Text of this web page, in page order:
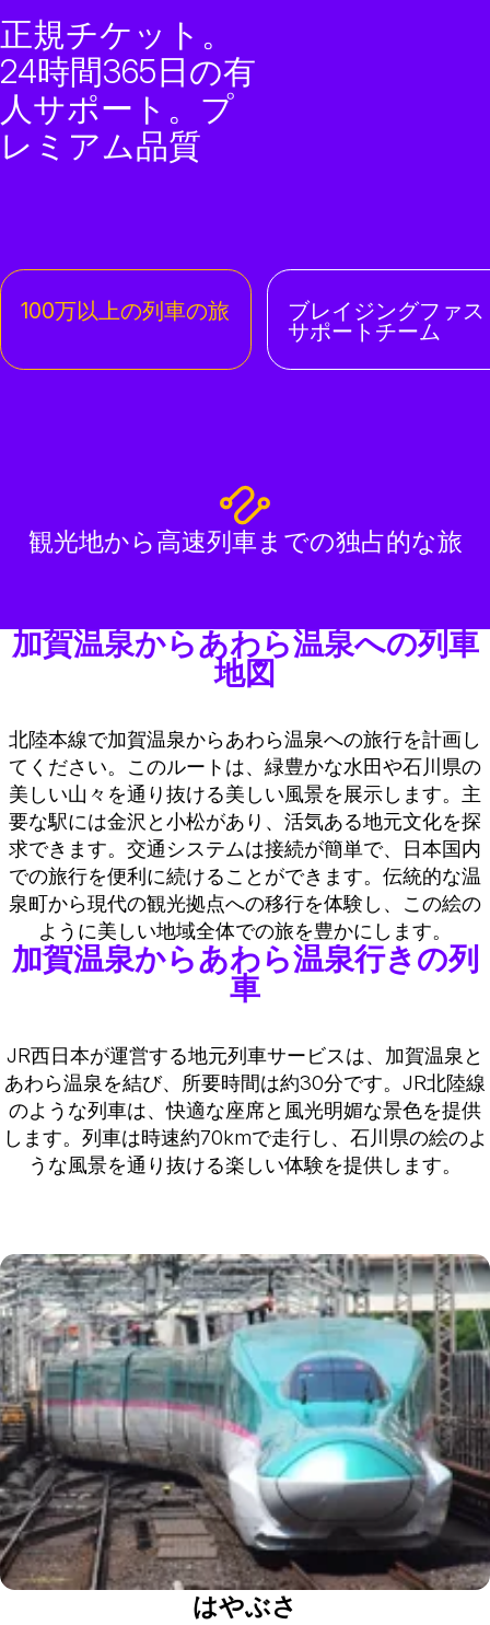
正規チケット。
24時間365日の有
人サポート。プ
レミアム品質
100万以上の列車の旅 ブレイジングファス
サポートチーム
観光地から高速列車までの独占的な旅
加賀温泉からあわら温泉への列車
地図
北陸本線で加賀温泉からあわら温泉への旅行を計画し
てください。このルートは、緑豊かな水田や石川県の
美しい山々を通り抜ける美しい風景を展示します。主
要な駅には金沢と小松があり、活気ある地元文化を探
求できます。交通システムは接続が簡単で、日本国内
での旅行を便利に続けることができます。伝統的な温
泉町から現代の観光拠点への移行を体験し、この絵の
ように美しい地域全体での旅を豊かにします。
加賀温泉からあわら温泉行きの列
車
JR西日本が運営する地元列車サービスは、加賀温泉と
あわら温泉を結び、所要時間は約30分です。JR北陸線
のような列車は、快適な座席と風光明媚な景色を提供
します。列車は時速約70kmで走行し、石川県の絵のよ
うな風景を通り抜ける楽しい体験を提供します。
はやぶさ